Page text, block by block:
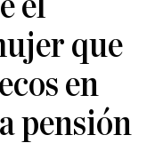
que
en
pensión